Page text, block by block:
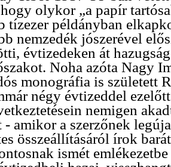
olykor „a papír
tízezer példányban
nemzedék jószerével
évtizedeken át
Noha azóta Nagy
monográfia is született
négy évtizeddel
nemigen
amikor a szerzőnek
összeállításáról írok
ismét